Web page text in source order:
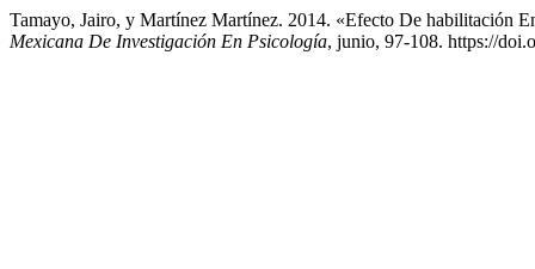
Tamayo, Jairo, y Martínez Martínez. 2014. «Efecto De habilitación
Mexicana De Investigación En Psicología, junio, 97-108. https://